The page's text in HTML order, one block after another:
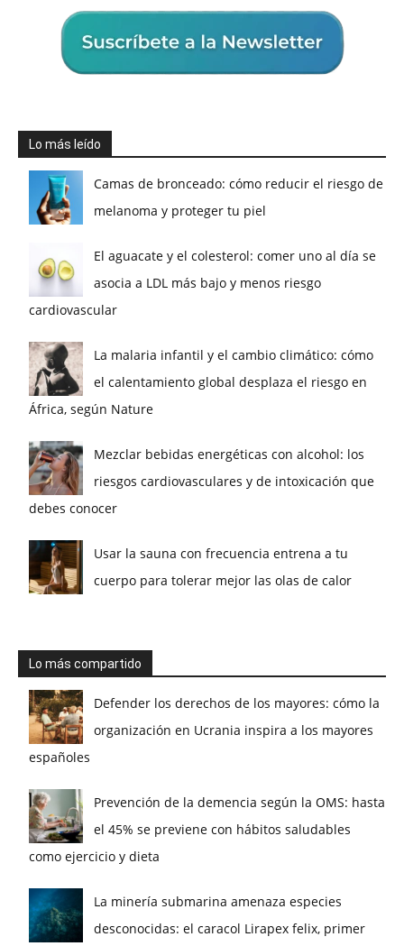
Lo más leído
Camas de bronceado: cómo reducir el riesgo de
melanoma y proteger tu piel
El aguacate y el colesterol: comer uno al día se
asocia a LDL más bajo y menos riesgo
cardiovascular
La malaria infantil y el cambio climático: cómo
el calentamiento global desplaza el riesgo en
África, según Nature
Mezclar bebidas energéticas con alcohol: los
riesgos cardiovasculares y de intoxicación que
debes conocer
Usar la sauna con frecuencia entrena a tu
cuerpo para tolerar mejor las olas de calor
Lo más compartido
Defender los derechos de los mayores: cómo la
organización en Ucrania inspira a los mayores
españoles
Prevención de la demencia según la OMS: hasta
el 45% se previene con hábitos saludables
como ejercicio y dieta
La minería submarina amenaza especies
desconocidas: el caracol Lirapex felix, primer